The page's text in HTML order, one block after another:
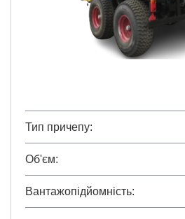
Тип причепу
Об'єм
Вантажопідйомність